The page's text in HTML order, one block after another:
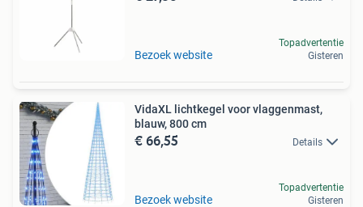
Bezoek website
Topadvertentie
Gisteren
VidaXL lichtkegel voor vlaggenmast,
blauw, 800 cm
€ 66,55 Details
Bezoek website
Topadvertentie
Gisteren